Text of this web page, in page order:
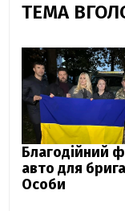
ТЕМА
Благодійний
авто для
Особи